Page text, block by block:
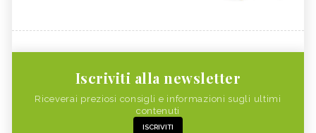
Iscriviti alla newsletter
Riceverai preziosi consigli e informazioni sugli ultimi
contenuti
ISCRIVITI